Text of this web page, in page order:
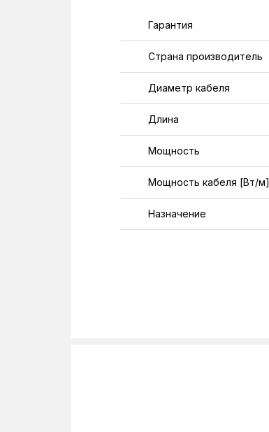
Гарантия
Страна производитель
Диаметр кабеля
Длина
Мощность
Мощность кабеля [Вт/м]
Назначение